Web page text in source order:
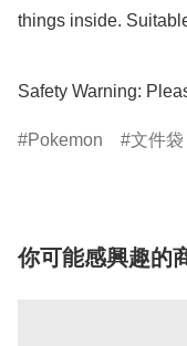
things inside.
Safety Warning:
Pokemon 文件袋
你可能感興趣的